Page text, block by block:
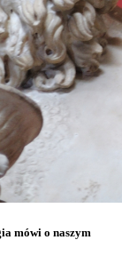
mówi o naszym